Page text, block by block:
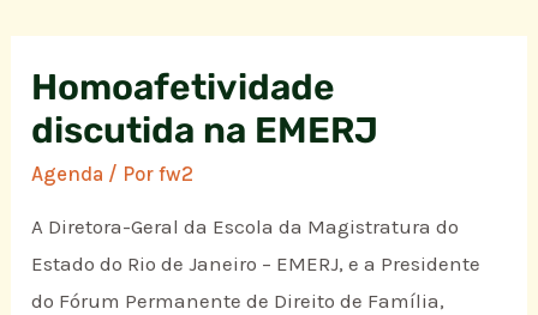
Homoafetividade
discutida na EMERJ
Agenda / Porfw2
A Diretora-Geral da Escola da Magistratura do
Estado do Rio de Janeiro – EMERJ, e a Presidente
do Fórum Permanente de Direito de Família,